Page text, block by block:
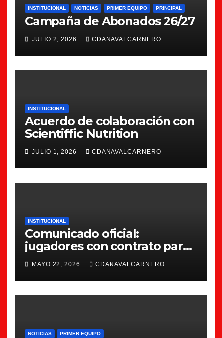
INSTITUCIONAL NOTICIAS PRIMER EQUIPO PRINCIPAL
Campaña de Abonados 26/27
JULIO 2, 2026 CDANAVALCARNERO
INSTITUCIONAL
Acuerdo de colaboración con
Scientiffic Nutrition
JULIO 1, 2026 CDANAVALCARNERO
INSTITUCIONAL
Comunicado oficial:
jugadores con contrato para
la 26/27
MAYO 22, 2026 CDANAVALCARNERO
NOTICIAS PRIMER EQUIPO